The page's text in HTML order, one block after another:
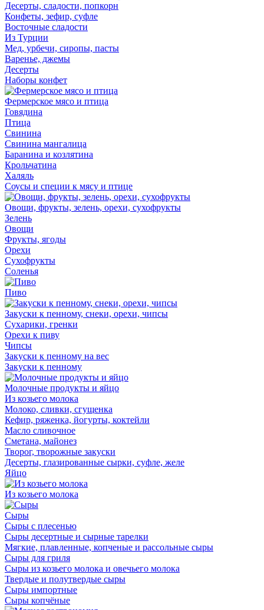
Десерты, сладости, попкорн
Конфеты, зефир, суфле
Восточные сладости
Из Турции
Мед, урбечи, сиропы, пасты
Варенье, джемы
Десерты
Наборы конфет
Фермерское мясо и птица
Говядина
Птица
Свинина
Свинина мангалица
Баранина и козлятина
Крольчатина
Халяль
Соусы и специи к мясу и птице
Овощи, фрукты, зелень, орехи, сухофрукты
Зелень
Овощи
Фрукты, ягоды
Орехи
Сухофрукты
Соленья
Пиво
Закуски к пенному, снеки, орехи, чипсы
Сухарики, гренки
Орехи к пиву
Чипсы
Закуски к пенному на вес
Закуски к пенному
Молочные продукты и яйцо
Из козьего молока
Молоко, сливки, сгущенка
Кефир, ряженка, йогурты, коктейли
Масло сливочное
Сметана, майонез
Творог, творожные закуски
Десерты, глазированные сырки, суфле, желе
Яйцо
Из козьего молока
Сыры
Сыры с плесенью
Сыры десертные и сырные тарелки
Мягкие, плавленные, копченые и рассольные сыры
Сыры для гриля
Сыры из козьего молока и овечьего молока
Твердые и полутвердые сыры
Сыры импортные
Сыры копчёные